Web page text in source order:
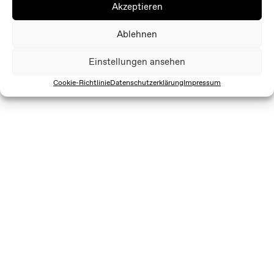
Akzeptieren
Ablehnen
Einstellungen ansehen
Cookie-RichtlinieDatenschutzerklärungImpressum